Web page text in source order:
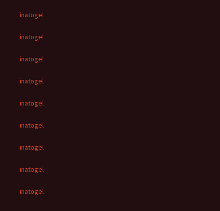
inatogel
inatogel
inatogel
inatogel
inatogel
inatogel
inatogel
inatogel
inatogel